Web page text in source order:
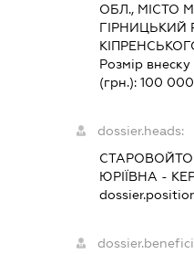
ОБЛ., МІСТО
ГІРНИЦЬКИЙ
Розмір
(грн.): 100 000
dossier.heads:
ЮРІЇВНА -